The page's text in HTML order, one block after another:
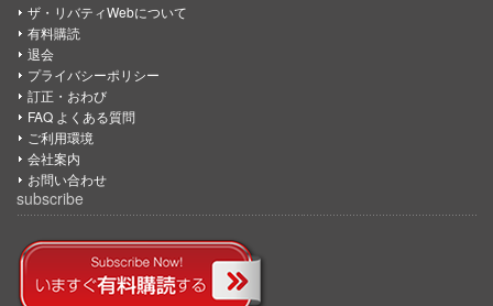
ザ・リバティWebについて
有料購読
退会
プライバシーポリシー
訂正・おわび
FAQ よくある質問
ご利用環境
会社案内
お問い合わせ
subscribe